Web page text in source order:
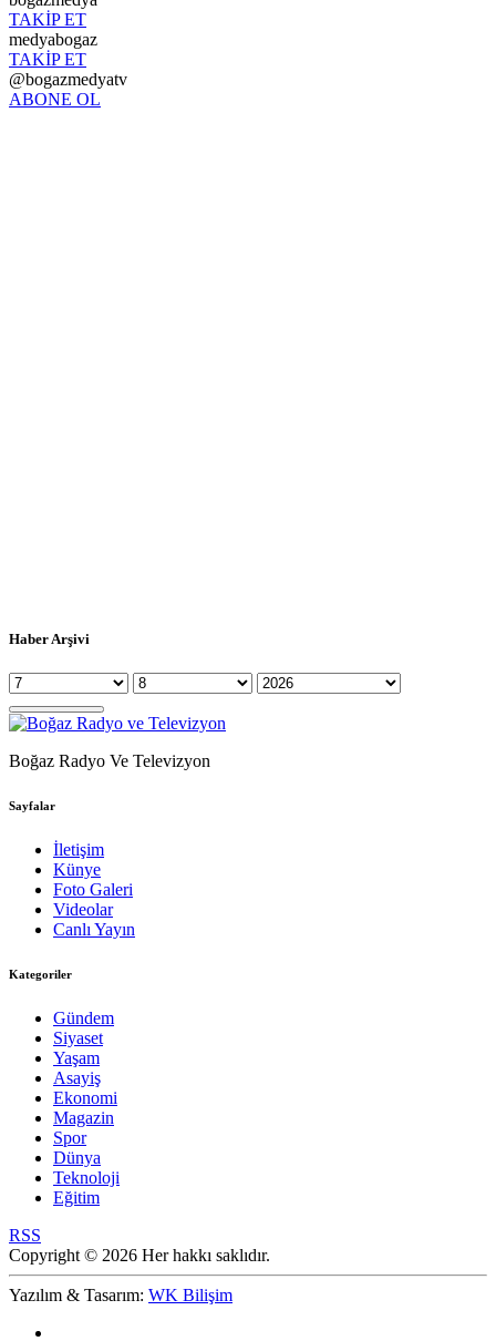
TAKİP ET
medyabogaz
TAKİP ET
@bogazmedyatv
ABONE OL
Haber Arşivi
Boğaz Radyo Ve Televizyon
Sayfalar
İletişim
Künye
Foto Galeri
Videolar
Canlı Yayın
Kategoriler
Gündem
Siyaset
Yaşam
Asayiş
Ekonomi
Magazin
Spor
Dünya
Teknoloji
Eğitim
RSS
Copyright © 2026 Her hakkı saklıdır.
Yazılım & Tasarım: WK Bilişim